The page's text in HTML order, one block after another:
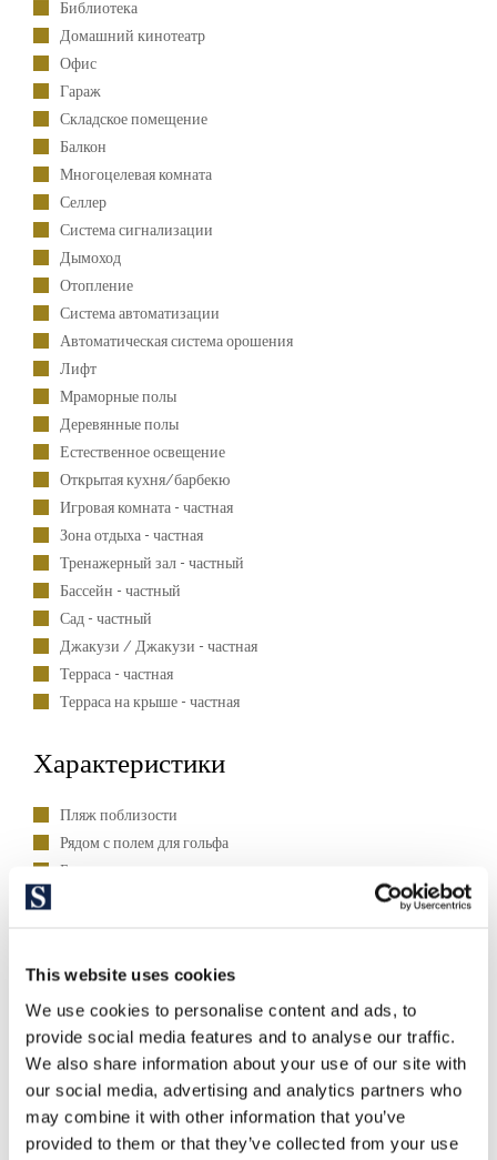
This website uses cookies
We use cookies to personalise content and ads, to
provide social media features and to analyse our traffic.
We also share information about your use of our site with
our social media, advertising and analytics partners who
may combine it with other information that you’ve
provided to them or that they’ve collected from your use
Библиотека
Домашний кинотеатр
Офис
Гараж
Складское помещение
Балкон
Многоцелевая комната
Селлер
Система сигнализации
Дымоход
Отопление
Система автоматизации
Автоматическая система орошения
Лифт
Мраморные полы
Деревянные полы
Естественное освещение
Открытая кухня/барбекю
Игровая комната - частная
Зона отдыха - частная
Тренажерный зал - частный
Бассейн - частный
Сад - частный
Джакузи / Джакузи - частная
Терраса - частная
Терраса на крыше - частная
Характеристики
Пляж поблизости
Рядом с полем для гольфа
Близлежащие международные школы
Вид на город
Жилой район
Стиль жизни
Фермерский дом и финка